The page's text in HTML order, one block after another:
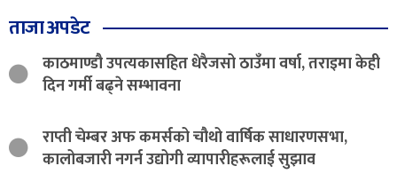
ताजा अपडेट
काठमाण्डौ उपत्यकासहित धेरैजसो ठाउँमा वर्षा, तराइमा केही
दिन गर्मी बढ्ने सम्भावना
राप्ती चेम्बर अफ कमर्सको चौथो वार्षिक साधारणसभा,
कालोबजारी नगर्न उद्योगी व्यापारीहरूलाई सुझाव